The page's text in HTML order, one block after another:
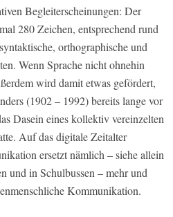
Begleiterscheinungen: Der
280 Zeichen, entsprechend rund
orthographische und
Wenn Sprache nicht ohnehin
wird damit etwas gefördert,
(1902 – 1992) bereits lange vor
Dasein eines kollektiv vereinzelten
Auf das digitale Zeitalter
ersetzt nämlich – siehe allein
und in Schulbussen – mehr und
Kommunikation.